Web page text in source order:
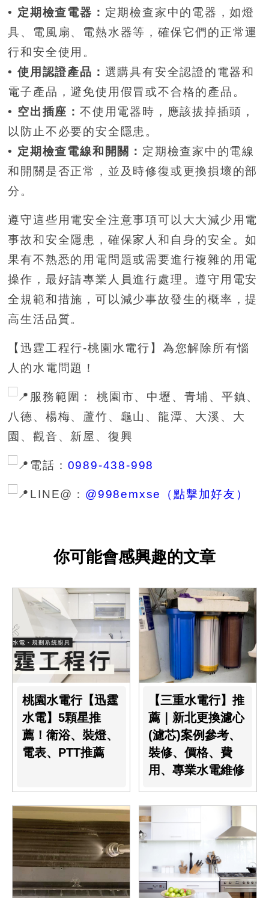
• 定期檢查電器： 定期檢查家中的電器，如燈
具、電風扇、電熱水器等，確保它們的正常運
行和安全使用。
• 使用認證產品： 選購具有安全認證的電器和
電子產品，避免使用假冒或不合格的產品。
• 空出插座： 不使用電器時，應該拔掉插頭，
以防止不必要的安全隱患。
• 定期檢查電線和開關： 定期檢查家中的電線
和開關是否正常，並及時修復或更換損壞的部
分。
遵守這些用電安全注意事項可以大大減少用電
事故和安全隱患，確保家人和自身的安全。如
果有不熟悉的用電問題或需要進行複雜的用電
操作，最好請專業人員進行處理。遵守用電安
全規範和措施，可以減少事故發生的概率，提
高生活品質。
【迅霆工程行-桃園水電行】為您解除所有惱
人的水電問題！
服務範圍： 桃園市、中壢、青埔、平鎮、
八德、楊梅、蘆竹、龜山、龍潭、大溪、大
園、觀音、新屋、復興
電話： 0989-438-998
LINE@： @998emxse（點擊加好友）
你可能會感興趣的文章
桃園水電行【迅霆
水電】5顆星推
薦！衛浴、裝燈、
電表、PTT推薦
【三重水電行】推
薦｜新北更換濾心
(濾芯)案例參考、
裝修、價格、費
用、專業水電維修